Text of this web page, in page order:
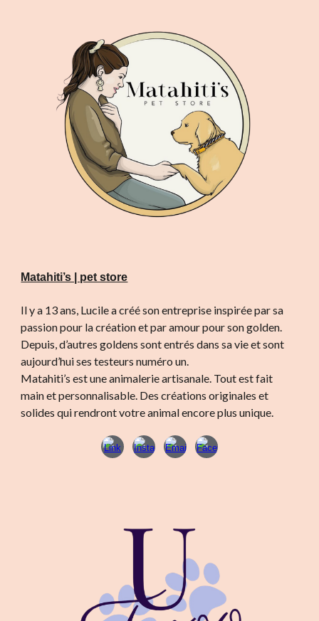
Matahiti’s | pet store
Il y a 13 ans, Lucile a créé son entreprise inspirée par sa
passion pour la création et par amour pour son golden.
Depuis, d’autres goldens sont entrés dans sa vie et sont
aujourd’hui ses testeurs numéro un.
Matahiti’s est une animalerie artisanale. Tout est fait
main et personnalisable. Des créations originales et
solides qui rendront votre animal encore plus unique.